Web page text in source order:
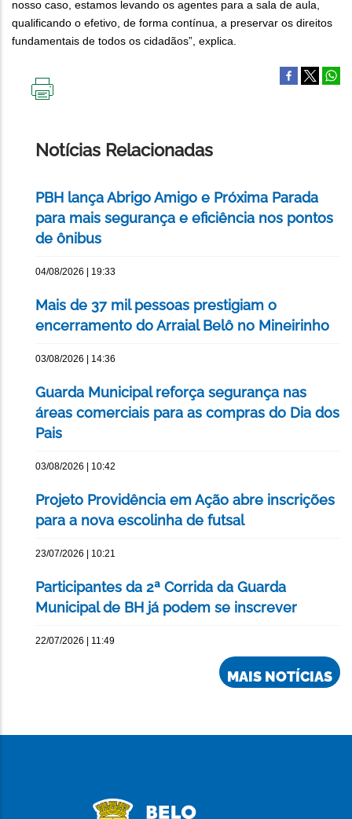
nosso caso, estamos levando os agentes para a sala de aula,
qualificando o efetivo, de forma contínua, a preservar os direitos
fundamentais de todos os cidadãos”, explica.
Notícias Relacionadas
PBH lança Abrigo Amigo e Próxima Parada
para mais segurança e eficiência nos pontos
de ônibus
04/08/2026 | 19:33
Mais de 37 mil pessoas prestigiam o
encerramento do Arraial Belô no Mineirinho
03/08/2026 | 14:36
Guarda Municipal reforça segurança nas
áreas comerciais para as compras do Dia dos
Pais
03/08/2026 | 10:42
Projeto Providência em Ação abre inscrições
para a nova escolinha de futsal
23/07/2026 | 10:21
Participantes da 2ª Corrida da Guarda
Municipal de BH já podem se inscrever
22/07/2026 | 11:49
MAIS NOTÍCIAS